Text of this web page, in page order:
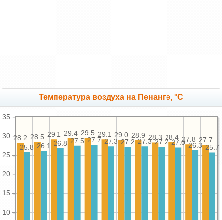
Температура воздуха на Пенанге, °C
10
15
20
25
30
35
27.7
27.8
28.4
28.3
28.9
29.0
29.1
29.5
29.4
29.1
28.5
28.2
25.7
26.3
27.0
27.2
27.3
27.2
27.3
27.7
27.5
26.8
26.1
25.8